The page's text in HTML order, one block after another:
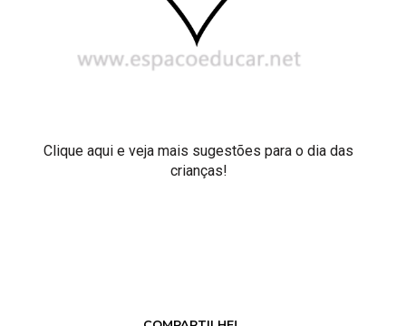
Clique aqui e veja mais sugestões para o dia das
crianças!